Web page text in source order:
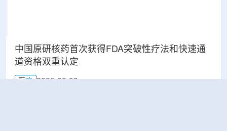
中国原研核药首次获得FDA突破性疗法和快速通
道资格双重认定
医疗 2026-08-08